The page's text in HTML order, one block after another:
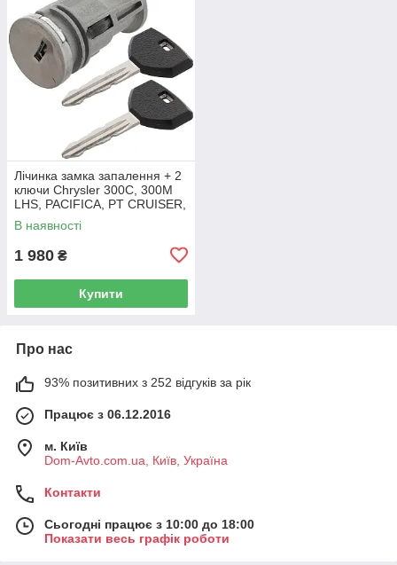
Лічинка замка запалення + 2
ключи Chrysler 300C, 300M
LHS, PACIFICA, PT CRUISER,
SEBRING 5003843AB
В наявності
1 980 ₴
Купити
Про нас
93% позитивних з 252 відгуків за рік
Працює з 06.12.2016
м. Київ
Dom-Avto.com.ua, Київ, Україна
Контакти
Сьогодні працює з 10:00 до 18:00
Показати весь графік роботи